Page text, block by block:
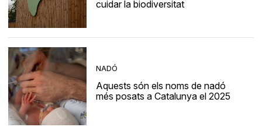
cuidar la biodiversitat
NADÓ
Aquests són els noms de nadó
més posats a Catalunya el 2025